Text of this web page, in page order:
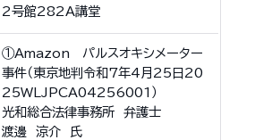
2号館282A講堂
①Amazon パルスオキシメーター
事件（東京地判令和7年4月25日20
25WLJPCA04256001）
光和総合法律事務所 弁護士
渡邊 涼介 氏